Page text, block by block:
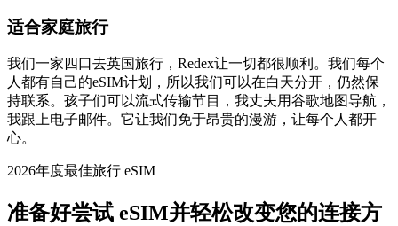
适合家庭旅行
我们一家四口去英国旅行，Redex让一切都很顺利。我们每个
人都有自己的eSIM计划，所以我们可以在白天分开，仍然保
持联系。孩子们可以流式传输节目，我丈夫用谷歌地图导航，
我跟上电子邮件。它让我们免于昂贵的漫游，让每个人都开
心。
2026年度最佳旅行 eSIM
准备好尝试 eSIM并轻松改变您的连接方